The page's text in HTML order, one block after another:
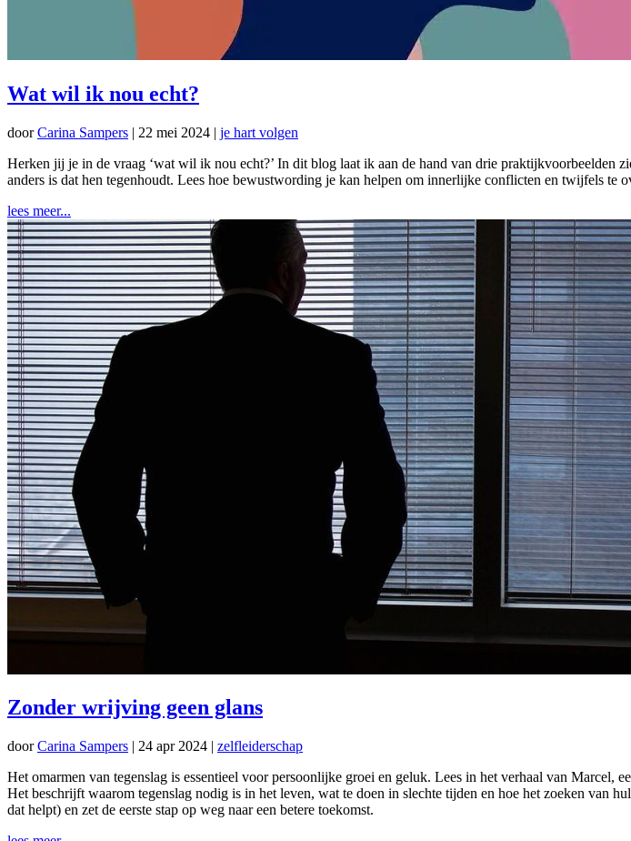
Wat wil ik nou echt?
doorCarina Sampers | 22 mei 2024 | je hart volgen
Herken jij je in de vraag ‘wat wil ik nou echt?’ In dit blog laat ik aan de hand van drie praktijkvoorbeelden
anders is dat hen tegenhoudt. Lees hoe bewustwording je kan helpen om innerlijke conflicten en twijfels te
lees meer...
Zonder wrijving geen glans
doorCarina Sampers | 24 apr 2024 | zelfleiderschap
Het omarmen van tegenslag is essentieel voor persoonlijke groei en geluk. Lees in het verhaal van Marcel,
Het beschrijft waarom tegenslag nodig is in het leven, wat te doen in slechte tijden en hoe het zoeken van
dat helpt) en zet de eerste stap op weg naar een betere toekomst.